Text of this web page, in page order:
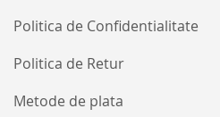
Politica de Confidentialitate
Politica de Retur
Metode de plata